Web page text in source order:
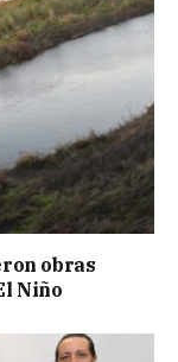
obras
Niño